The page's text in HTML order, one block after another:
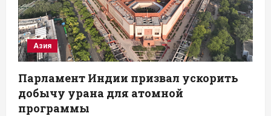
Азия
Парламент Индии призвал ускорить
добычу урана для атомной
программы